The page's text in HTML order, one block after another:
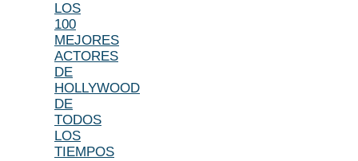
LOS
100
MEJORES
ACTORES
DE
HOLLYWOOD
DE
TODOS
LOS
TIEMPOS